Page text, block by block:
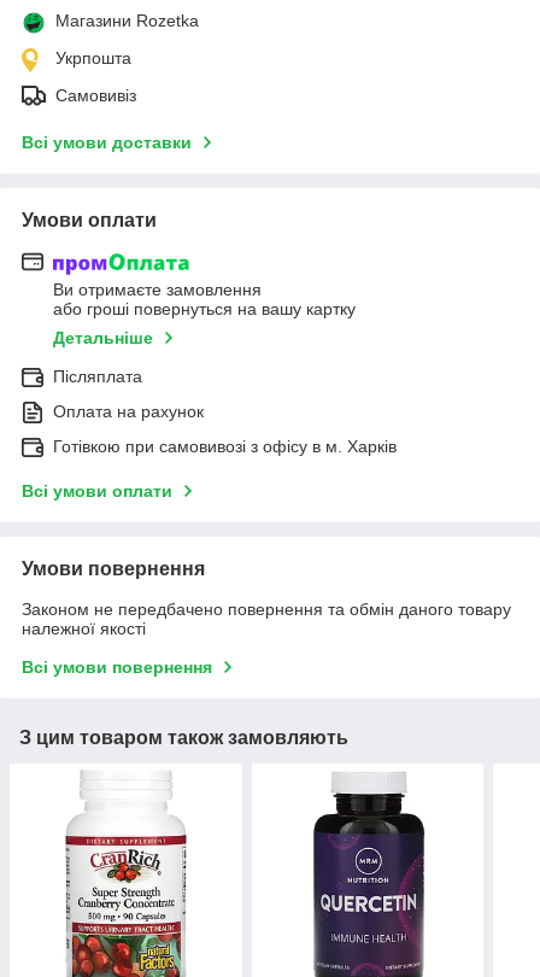
Магазини Rozetka
Укрпошта
Самовивіз
Всі умови доставки
Умови оплати
Ви отримаєте замовлення
або гроші повернуться на вашу картку
Детальніше
Післяплата
Оплата на рахунок
Готівкою при самовивозі з офісу в м. Харків
Всі умови оплати
Умови повернення
Законом не передбачено повернення та обмін даного товару
належної якості
Всі умови повернення
З цим товаром також замовляють